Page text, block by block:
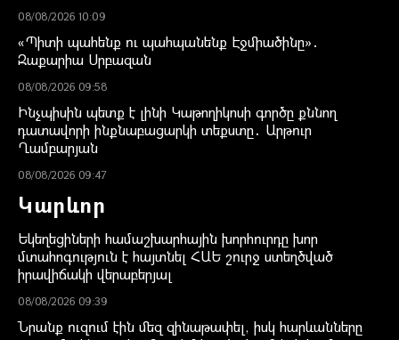
08/08/2026 10:09
«Պիտի պահենք ու պահպանենք Էջմիածինը»․
Զաքարիա Սրբազան
08/08/2026 09:58
Ինչպիսին պետք է լինի Կաթողիկոսի գործը քննող
դատավորի ինքնաբացարկի տեքստը․ Արթուր
Ղամբարյան
08/08/2026 09:47
Կարևոր
Եկեղեցիների համաշխարհային խորհուրդը խոր
մտահոգություն է հայտնել ՀԱԵ շուրջ ստեղծված
իրավիճակի վերաբերյալ
08/08/2026 09:39
Նրանք ուզում էին մեզ զինաթափել, իսկ հարևանները